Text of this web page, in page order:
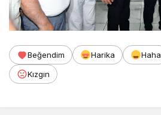
Beğendim Harika Haha
Kızgın